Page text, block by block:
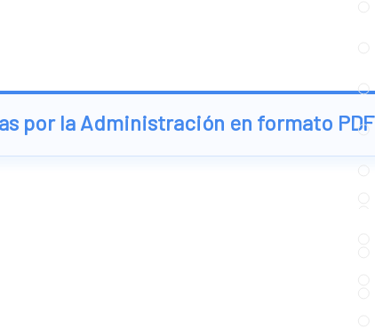
por la Administración en formato PDF